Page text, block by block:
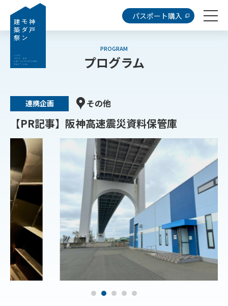
パスポート購入
PROGRAM
プログラム
連携企画 その他
【PR記事】阪神高速震災資料保管庫